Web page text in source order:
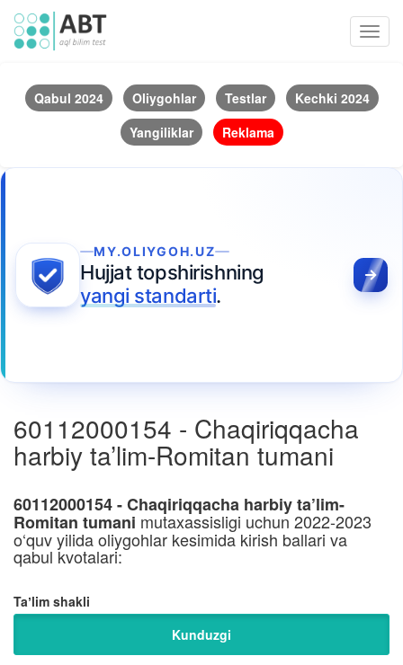
Qabul 2024 Oliygohlar Testlar
Kechki 2024
Yangiliklar
Reklama
MY.OLIYGOH.UZ
Hujjat topshirishning
yangi standarti.
60112000154 - Chaqiriqqacha
harbiy ta’lim-Romitan tumani
60112000154 - Chaqiriqqacha harbiy ta’lim-
Romitan tumani mutaxassisligi uchun 2022-2023
o‘quv yilida oliygohlar kesimida kirish ballari va
qabul kvotalari:
Taʼlim shakli
Kunduzgi